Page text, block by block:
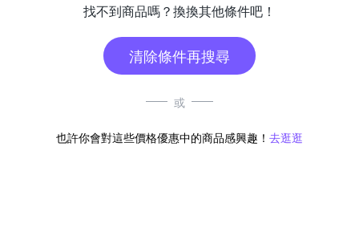
找不到商品嗎？換換其他條件吧！
清除條件再搜尋
或
也許你會對這些價格優惠中的商品感興趣！ 去逛逛